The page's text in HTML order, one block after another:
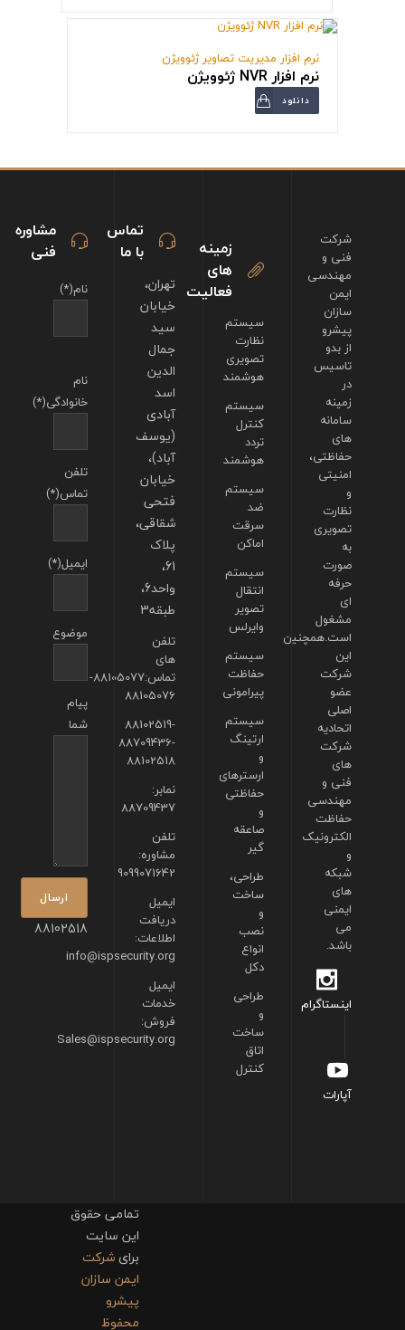
نرم افزار مدیریت تصاویر ژئوویژن
نرم افزار NVR ژئوویژن
دانلود
مشاوره
فنی
نام(*)
نام
خانوادگی(*)
تلفن
تماس(*)
ایمیل(*)
موضوع
پیام
شما
88102518
تماس
با ما
تهران،
خیابان
سید
جمال
الدین
اسد
آبادی
(یوسف
آباد)،
خیابان
فتحی
شقاقی،
پلاک
61،
واحد6،
طبقه3
تلفن
های
تماس:88105077-
88105076
88102519-
88709436-
88102518
نمابر:
88709437
تلفن
مشاوره:
9099071642
ایمیل
دریافت
اطلاعات:
info@ispsecurity.org
ایمیل
خدمات
فروش:
Sales@ispsecurity.org
زمینه
های
فعالیت
سیستم
نظارت
تصویری
هوشمند
سیستم
کنترل
تردد
هوشمند
سیستم
ضد
سرقت
اماکن
سیستم
انتقال
تصویر
وایرلس
سیستم
حفاظت
پیرامونی
سیستم
ارتینگ
و
ارسترهای
حفاظتی
و
صاعقه
گیر
طراحی،
ساخت
و
نصب
انواع
دکل
طراحی
و
ساخت
اتاق
کنترل
شرکت
فنی و
مهندسی
ایمن
سازان
پیشرو
از بدو
تاسیس
در
زمینه
سامانه
های
حفاظتی،
امنیتی
و
نظارت
تصویری
به
صورت
حرفه
ای
مشغول
است.همچنین
این
شرکت
عضو
اصلی
اتحادیه
شرکت
های
فنی و
مهندسی
حفاظت
الکترونیک
و
شبکه
های
ایمنی
می
باشد.
اینستاگرام
آپارات
تمامی حقوق
این سایت
برایشرکت
ایمن سازان
پیشرو
محفوظ